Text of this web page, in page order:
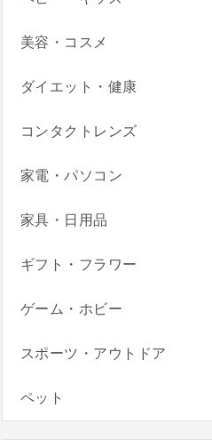
美容・コスメ
ダイエット・健康
コンタクトレンズ
家電・パソコン
家具・日用品
ギフト・フラワー
ゲーム・ホビー
スポーツ・アウトドア
ペット